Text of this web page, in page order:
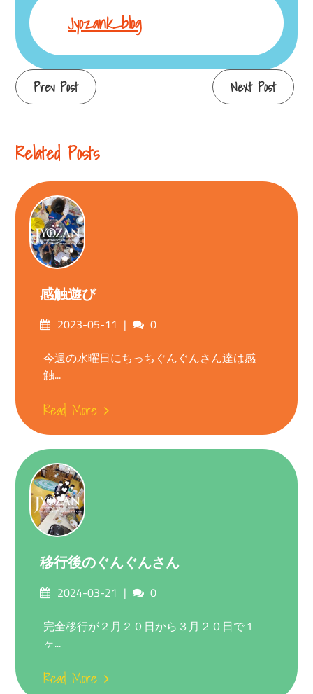
Jyozank_blog
Continue
Prev Post Next Post
Related Posts
感触遊び
Posted2023-05-11 Comments
0
今週の水曜日にちっちぐんぐんさん達は感
触...
Read More
移行後のぐんぐんさん
Posted2024-03-21 Comments
0
完全移行が２月２０日から３月２０日で１
ヶ...
Read More